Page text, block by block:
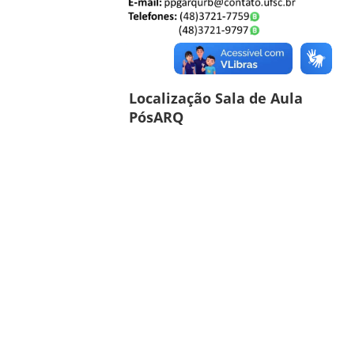
Localização Sala de Aula
PósARQ